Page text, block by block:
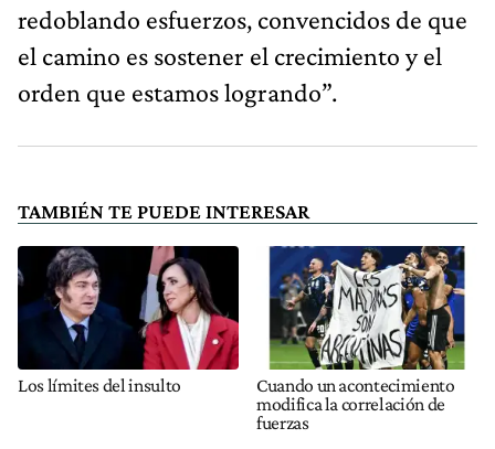
redoblando esfuerzos, convencidos de que
el camino es sostener el crecimiento y el
orden que estamos logrando”.
TAMBIÉN TE PUEDE INTERESAR
Los límites del insulto
Cuando un acontecimiento
modifica la correlación de
fuerzas